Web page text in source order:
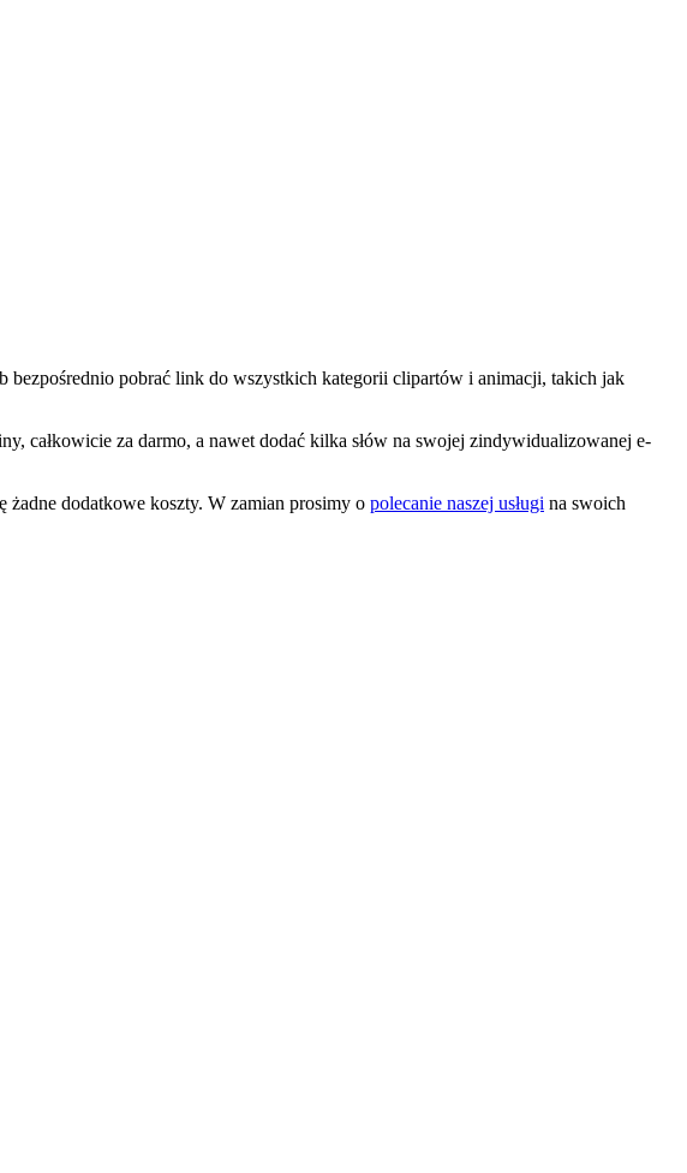
pobrać link do wszystkich kategorii clipartów i animacji, takich jak
całkowicie za darmo, a nawet dodać kilka słów na swojej zindywidualizowanej e-
dodatkowe koszty. W zamian prosimy o polecanie naszej usługi na swoich